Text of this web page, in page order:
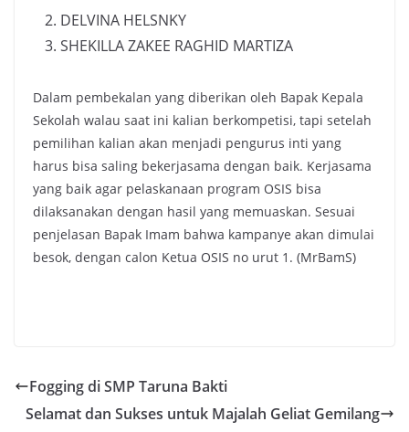
DELVINA HELSNKY
SHEKILLA ZAKEE RAGHID MARTIZA
Dalam pembekalan yang diberikan oleh Bapak Kepala
Sekolah walau saat ini kalian berkompetisi, tapi setelah
pemilihan kalian akan menjadi pengurus inti yang
harus bisa saling bekerjasama dengan baik. Kerjasama
yang baik agar pelaskanaan program OSIS bisa
dilaksanakan dengan hasil yang memuaskan. Sesuai
penjelasan Bapak Imam bahwa kampanye akan dimulai
besok, dengan calon Ketua OSIS no urut 1. (MrBamS)
Fogging di SMP Taruna Bakti
Selamat dan Sukses untuk Majalah Geliat Gemilang